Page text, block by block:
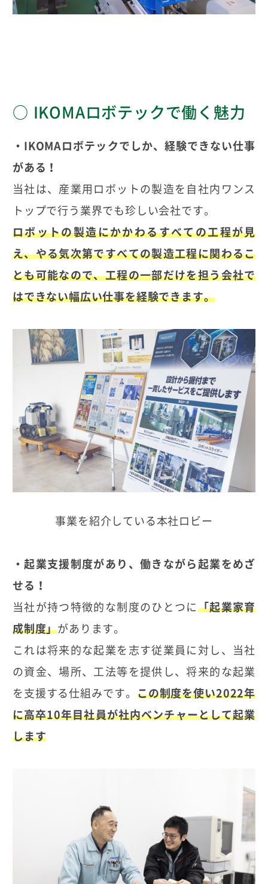
IKOMAロボテックで働く魅力
・IKOMAロボテックでしか、経験できない仕事
がある！
当社は、産業用ロボットの製造を自社内ワンス
トップで行う業界でも珍しい会社です。
ロボットの製造にかかわるすべての工程が見
え、やる気次第ですべての製造工程に関わるこ
とも可能なので、工程の一部だけを担う会社で
はできない幅広い仕事を経験できます。
事業を紹介している本社ロビー
・起業支援制度があり、働きながら起業をめざ
せる！
当社が持つ特徴的な制度のひとつに 「起業家育
成制度」があります。
これは将来的な起業を志す従業員に対し、当社
の資金、場所、工法等を提供し、将来的な起業
を支援する仕組みです。 この制度を使い2022年
に高卒10年目社員が社内ベンチャーとして起業
します